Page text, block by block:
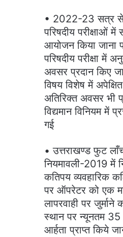
• 2022-23 सत्र से
परिषदीय परीक्षाओं में
आयोजन किया जाना
परिषदीय परीक्षा में
अवसर प्रदान किए
विषय विशेष में
अतिरिक्त अवसर भी
विद्यमान विनियम
गई
• उत्तराखण्ड फुट
नियमावली-2019 में
कतिपय व्यवहारिक
पर ऑपरेटर को एक
लापरवाही पर
स्थान पर न्यूनतम 35
आर्हता प्राप्त किये